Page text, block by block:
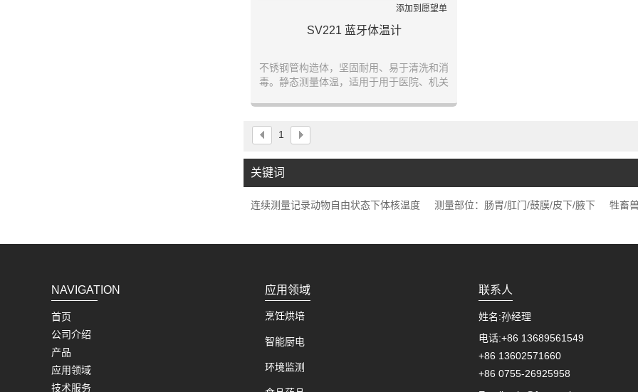
添加到愿望单
SV221 蓝牙体温计
不锈钢管构造体，坚固耐用、易于清洗和消
毒。静态测量体温，适用于用于医院、机关
易于清洗和高温消毒，适用于测人体肛门温
度、口腔温度和腋下温度，也特别适用于
猪、马、牛、羊、狗等大中型动物的肛温测
1
关键词
连续测量记录动物自由状态下体核温度 测量部位：肠胃/肛门/鼓膜/皮下/腋下 牲畜
NAVIGATION
首页
公司介绍
产品
应用领域
技术服务
应用领域
烹饪烘培
智能厨电
环境监测
联系人
姓名:孙经理
电话:+86 13689561549
+86 13602571660
+86 0755-26925958